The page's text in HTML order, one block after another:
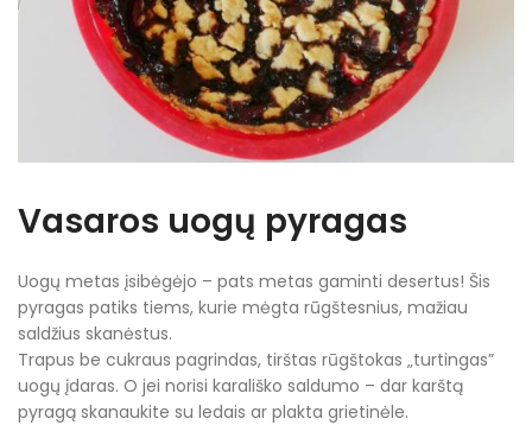
Vasaros uogų pyragas
Uogų metas įsibėgėjo – pats metas gaminti desertus! Šis
pyragas patiks tiems, kurie mėgta rūgštesnius, mažiau
saldžius skanėstus.
Trapus be cukraus pagrindas, tirštas rūgštokas „turtingas”
uogų įdaras. O jei norisi karališko saldumo – dar karštą
pyragą skanaukite su ledais ar plakta grietinėle.